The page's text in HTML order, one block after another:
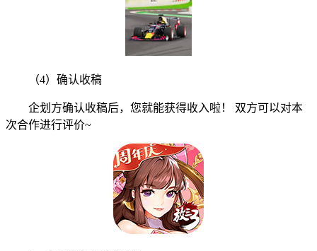
（4）确认收稿
企划方确认收稿后，您就能获得收入啦！ 双方可以对本
次合作进行评价~